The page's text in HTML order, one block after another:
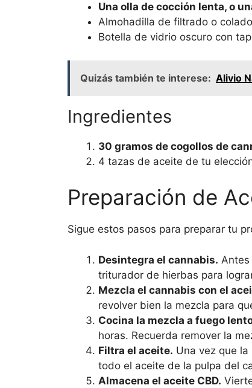
Una olla de cocción lenta, o
Almohadilla de filtrado o
Botella de vidrio oscuro con
Quizás también te interese: Alivio
Ingredientes
30 gramos de cogollos de
4 tazas de aceite de tu
Preparación de
Sigue estos pasos para preparar tu
Desintegra el cannabis.
triturador de hierbas para
Mezcla el cannabis con el
revolver bien la mezcla para
Cocina la mezcla a fuego
horas. Recuerda remover la
Filtra el aceite. Una vez que
todo el aceite de la pulpa del
Almacena el aceite CBD.